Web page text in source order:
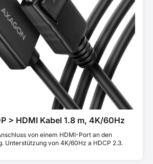
> HDMI Kabel 1.8 m, 4K/60Hz
von einem HDMI-Port an den
Unterstützung von 4K/60Hz a HDCP 2.3.